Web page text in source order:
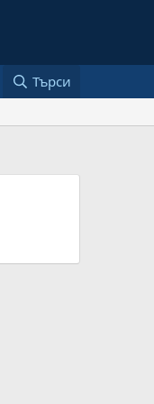
Търси